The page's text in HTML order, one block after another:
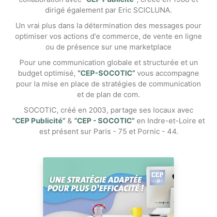
dirigé également par Eric SCICLUNA.
Un vrai plus dans la détermination des messages pour
optimiser vos actions d'e commerce, de vente en ligne
ou de présence sur une marketplace
Pour une communication globale et structurée et un
budget optimisé, “CEP-SOCOTIC” vous accompagne
pour la mise en place de stratégies de communication
et de plan de com.
SOCOTIC, créé en 2003, partage ses locaux avec
“CEP Publicité” & “CEP - SOCOTIC” en Indre-et-Loire et
est présent sur Paris - 75 et Pornic - 44.